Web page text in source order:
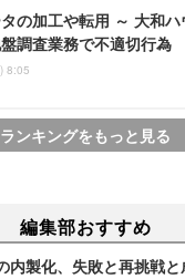
の加工や転用 ～ 大和
調査業務で不適切行為
8:05
ランキングをもっと見る
編集部おすすめ
内製化、失敗と再挑戦